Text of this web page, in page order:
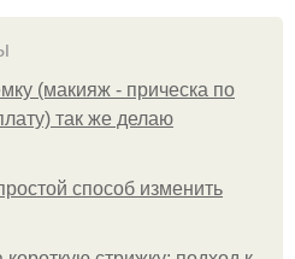
(макияж - прическа по
так же делаю
способ изменить